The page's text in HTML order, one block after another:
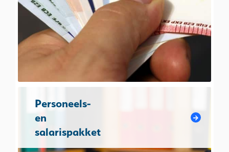
Personeels-
en
salarispakket